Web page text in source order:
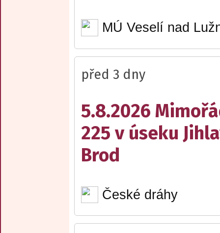
MÚ Veselí nad
před 3 dny
5.8.2026
225 v úseku
Brod
České dráhy